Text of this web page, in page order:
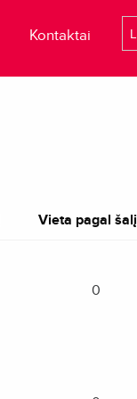
Kontaktai
Vieta pagal šalį
0